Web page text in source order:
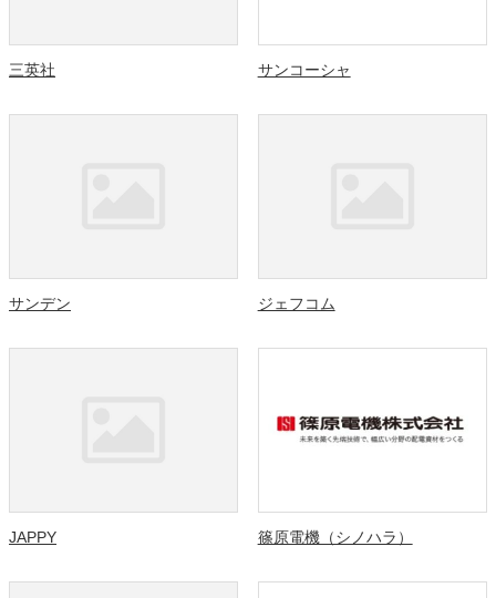
三英社 サンコーシャ
サンデン ジェフコム
JAPPY 篠原電機（シノハラ）